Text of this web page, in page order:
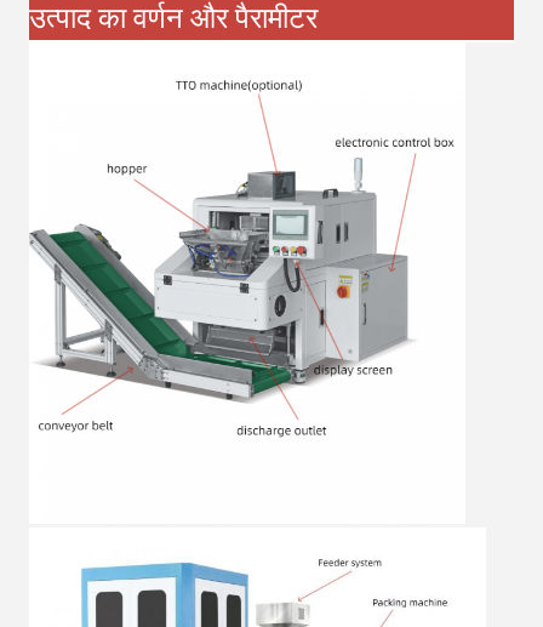
उत्पाद का वर्णन और पैरामीटर